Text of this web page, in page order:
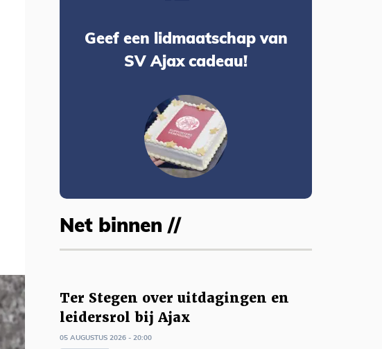
Geef een lidmaatschap van
SV Ajax cadeau!
Net binnen //
Ter Stegen over uitdagingen en
leidersrol bij Ajax
05 AUGUSTUS 2026 - 20:00